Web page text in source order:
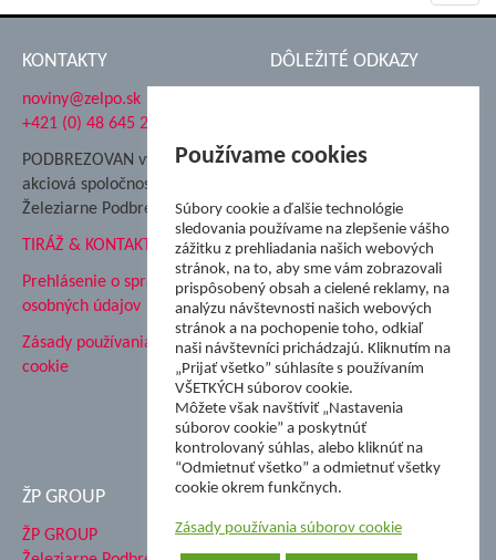
KONTAKTY
noviny@zelpo.sk
+421 (0) 48 645 2711
PODBREZOVAN vydáva
akciová spoločnosť
Železiarne Podbrezová
TIRÁŽ & KONTAKT
Prehlásenie o spracovaní
osobných údajov
Zásady používania súborov
cookie
DÔLEŽITÉ ODKAZY
Nadácia Železiarne
ŽP Informatika s.r.o.
ŠK Železiarne Podbrezová
Tále a.s.
ŽP GROUP
ŽP GROUP
Používame cookies
Súbory cookie a ďalšie technológie
sledovania používame na zlepšenie vášho
zážitku z prehliadania našich webových
stránok, na to, aby sme vám zobrazovali
prispôsobený obsah a cielené reklamy, na
analýzu návštevnosti našich webových
stránok a na pochopenie toho, odkiaľ
naši návštevníci prichádzajú. Kliknutím na
„Prijať všetko” súhlasíte s používaním
VŠETKÝCH súborov cookie.
Môžete však navštíviť „Nastavenia
súborov cookie” a poskytnúť
kontrolovaný súhlas, alebo kliknúť na
“Odmietnuť všetko” a odmietnuť všetky
cookie okrem funkčnych.
Zásady používania súborov cookie